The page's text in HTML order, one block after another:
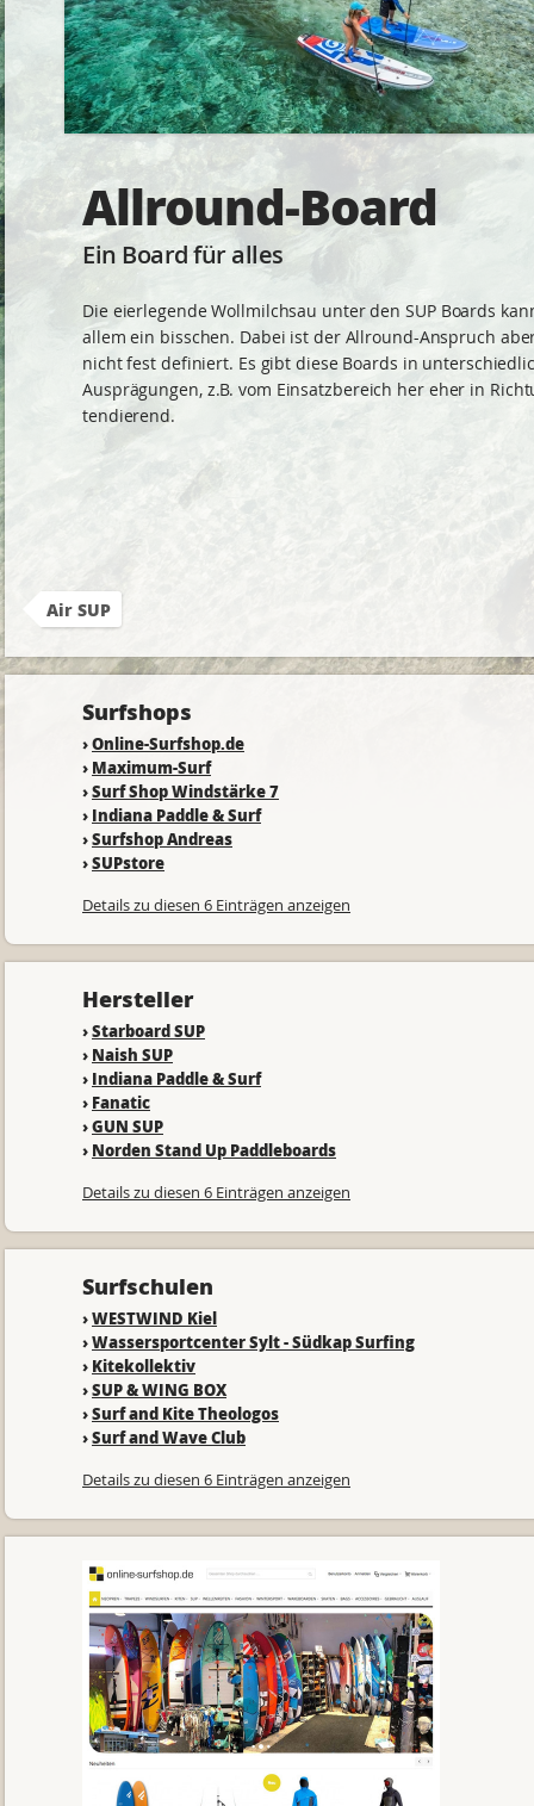
Allround-Board
Ein Board für alles
Die eierlegende Wollmilchsau unter den SUP Boards
allem ein bisschen. Dabei ist der Allround-Anspruch
nicht fest definiert. Es gibt diese Boards in
Ausprägungen, z.B. vom Einsatzbereich her eher in
tendierend.
Air SUP
Surfshops
›Online-Surfshop.de
› Maximum-Surf
›Surf Shop Windstärke 7
› Indiana Paddle & Surf
›Surfshop Andreas
›SUPstore
Details zu diesen 6 Einträgen anzeigen
Hersteller
›Starboard SUP
› Naish SUP
› Indiana Paddle & Surf
› Fanatic
›GUN SUP
› Norden Stand Up Paddleboards
Details zu diesen 6 Einträgen anzeigen
Surfschulen
›WESTWIND Kiel
›Wassersportcenter Sylt - Südkap Surfing
› Kitekollektiv
›SUP & WING BOX
›Surf and Kite Theologos
›Surf and Wave Club
Details zu diesen 6 Einträgen anzeigen